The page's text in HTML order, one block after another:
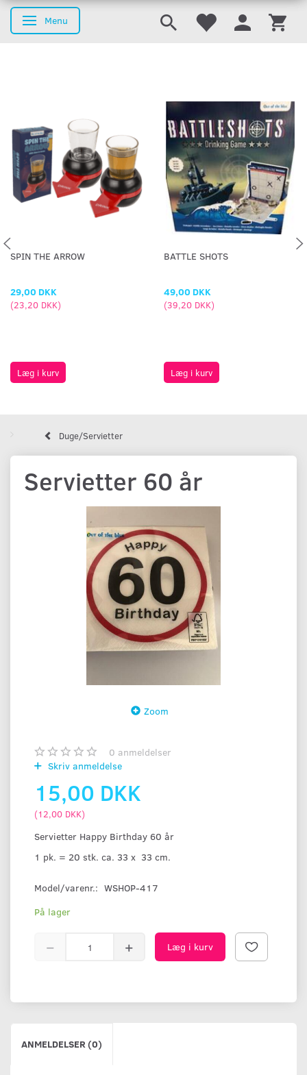
Skifte navigation
Menu
SPIN THE ARROW
29,00 DKK
(23,20 DKK)
Læg i kurv
BATTLE SHOTS
49,00 DKK
(39,20 DKK)
Læg i kurv
Duge/Servietter
Servietter 60 år
Zoom
0 anmeldelser
Skriv anmeldelse
15,00 DKK
(12,00 DKK)
Servietter Happy Birthday 60 år
1 pk. = 20 stk. ca. 33 x 33 cm.
Model/varenr.: WSHOP-417
På lager
Læg i kurv
ANMELDELSER (0)